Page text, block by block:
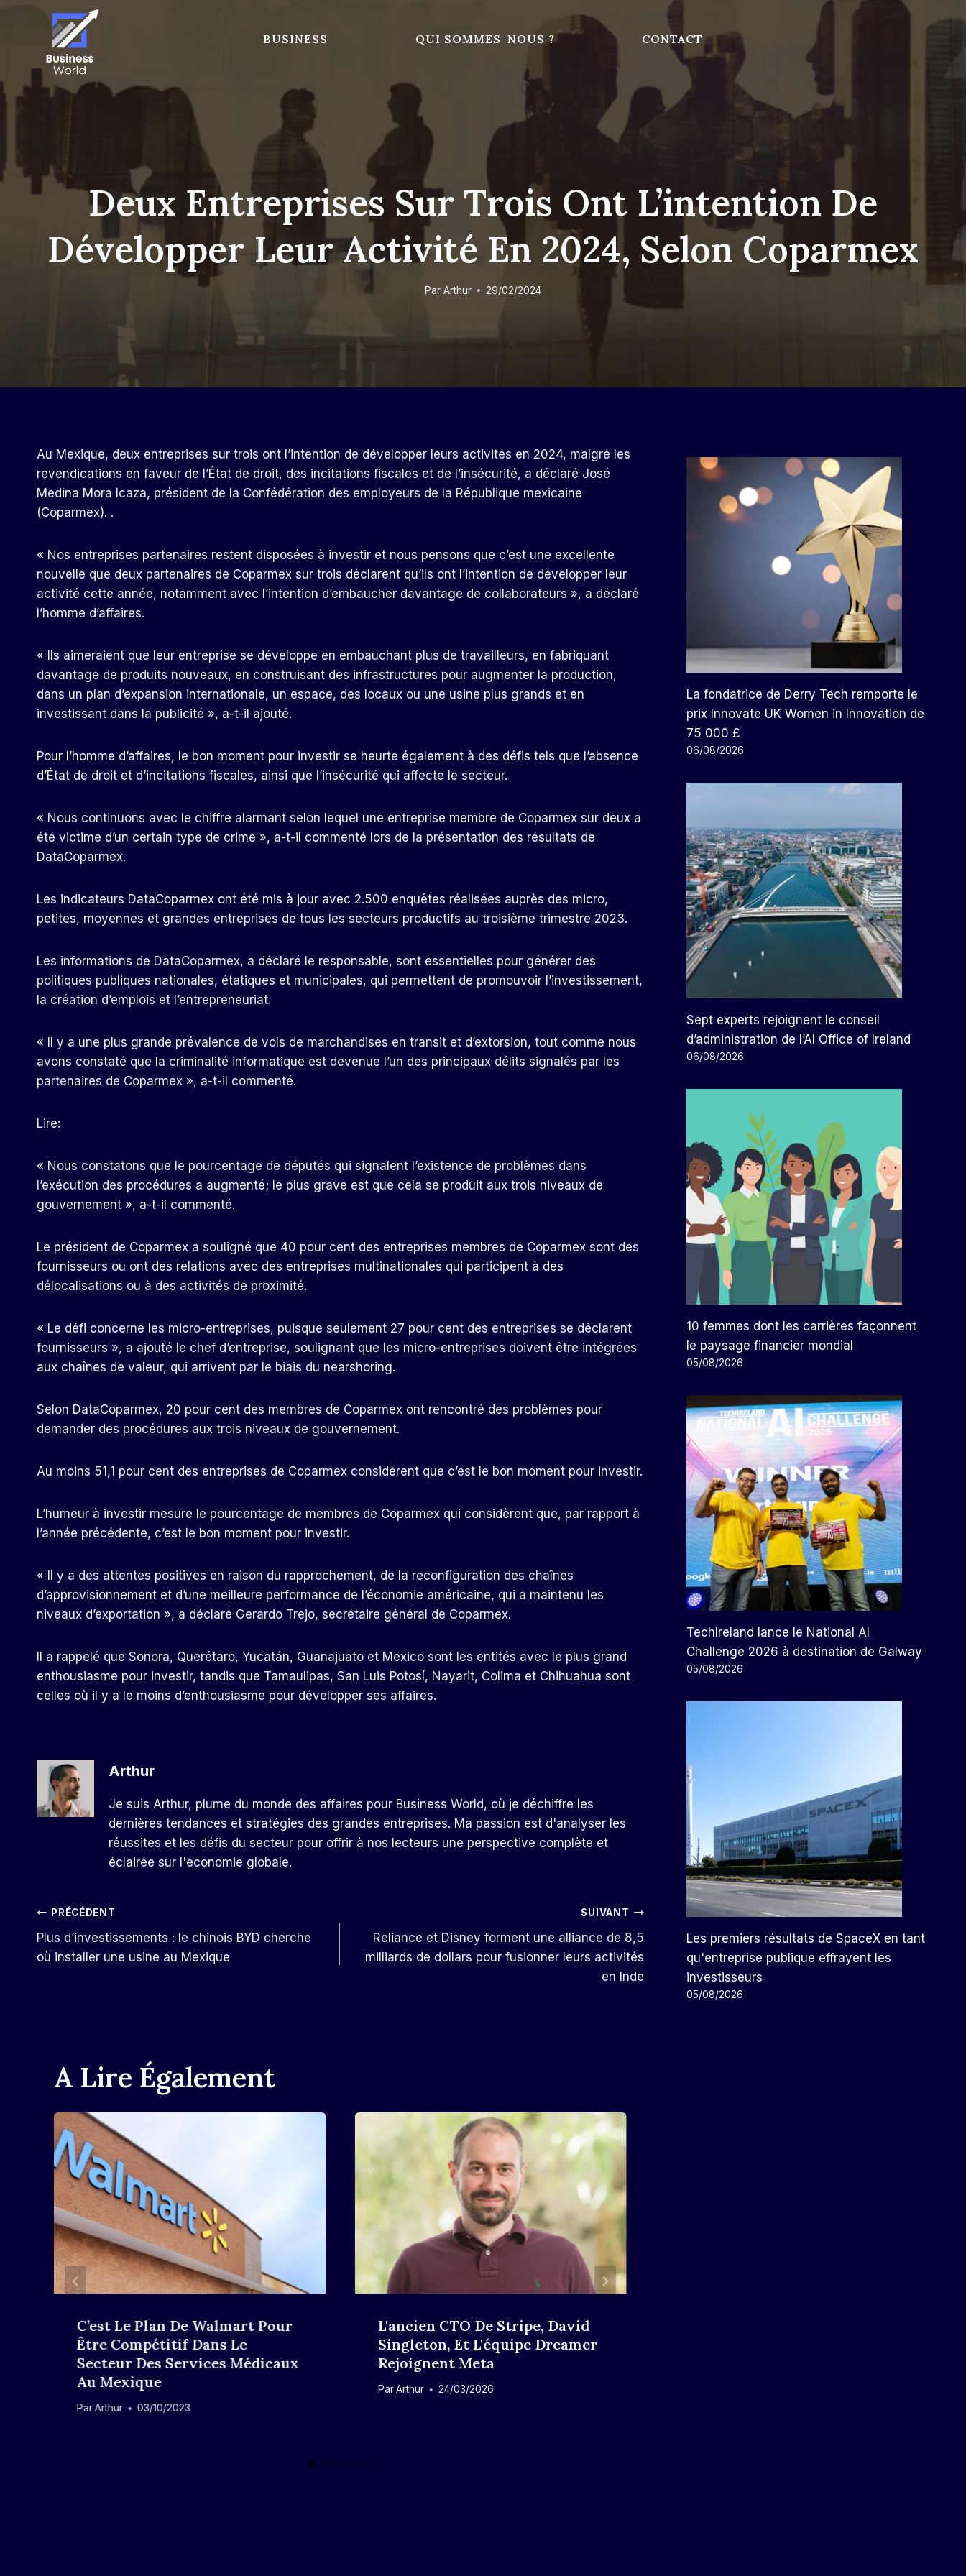
BUSINESS QUI SOMMES-NOUS ? CONTACT
Deux Entreprises Sur Trois Ont L’intention De
Développer Leur Activité En 2024, Selon Coparmex
Par Arthur 29/02/2024
Au Mexique, deux entreprises sur trois ont l’intention de développer leurs activités en 2024, malgré les
revendications en faveur de l’État de droit, des incitations fiscales et de l’insécurité, a déclaré José
Medina Mora Icaza, président de la Confédération des employeurs de la République mexicaine
(Coparmex). .
« Nos entreprises partenaires restent disposées à investir et nous pensons que c’est une excellente
nouvelle que deux partenaires de Coparmex sur trois déclarent qu’ils ont l’intention de développer leur
activité cette année, notamment avec l’intention d’embaucher davantage de collaborateurs », a déclaré
l’homme d’affaires.
« Ils aimeraient que leur entreprise se développe en embauchant plus de travailleurs, en fabriquant
davantage de produits nouveaux, en construisant des infrastructures pour augmenter la production,
dans un plan d’expansion internationale, un espace, des locaux ou une usine plus grands et en
investissant dans la publicité », a-t-il ajouté.
Pour l’homme d’affaires, le bon moment pour investir se heurte également à des défis tels que l’absence
d’État de droit et d’incitations fiscales, ainsi que l’insécurité qui affecte le secteur.
« Nous continuons avec le chiffre alarmant selon lequel une entreprise membre de Coparmex sur deux a
été victime d’un certain type de crime », a-t-il commenté lors de la présentation des résultats de
DataCoparmex.
Les indicateurs DataCoparmex ont été mis à jour avec 2.500 enquêtes réalisées auprès des micro,
petites, moyennes et grandes entreprises de tous les secteurs productifs au troisième trimestre 2023.
Les informations de DataCoparmex, a déclaré le responsable, sont essentielles pour générer des
politiques publiques nationales, étatiques et municipales, qui permettent de promouvoir l’investissement,
la création d’emplois et l’entrepreneuriat.
« Il y a une plus grande prévalence de vols de marchandises en transit et d’extorsion, tout comme nous
avons constaté que la criminalité informatique est devenue l’un des principaux délits signalés par les
partenaires de Coparmex », a-t-il commenté.
Lire:
« Nous constatons que le pourcentage de députés qui signalent l’existence de problèmes dans
l’exécution des procédures a augmenté; le plus grave est que cela se produit aux trois niveaux de
gouvernement », a-t-il commenté.
Le président de Coparmex a souligné que 40 pour cent des entreprises membres de Coparmex sont des
fournisseurs ou ont des relations avec des entreprises multinationales qui participent à des
délocalisations ou à des activités de proximité.
« Le défi concerne les micro-entreprises, puisque seulement 27 pour cent des entreprises se déclarent
fournisseurs », a ajouté le chef d’entreprise, soulignant que les micro-entreprises doivent être intégrées
aux chaînes de valeur, qui arrivent par le biais du nearshoring.
Selon DataCoparmex, 20 pour cent des membres de Coparmex ont rencontré des problèmes pour
demander des procédures aux trois niveaux de gouvernement.
Au moins 51,1 pour cent des entreprises de Coparmex considèrent que c’est le bon moment pour investir.
L’humeur à investir mesure le pourcentage de membres de Coparmex qui considèrent que, par rapport à
l’année précédente, c’est le bon moment pour investir.
« Il y a des attentes positives en raison du rapprochement, de la reconfiguration des chaînes
d’approvisionnement et d’une meilleure performance de l’économie américaine, qui a maintenu les
niveaux d’exportation », a déclaré Gerardo Trejo, secrétaire général de Coparmex.
Il a rappelé que Sonora, Querétaro, Yucatán, Guanajuato et Mexico sont les entités avec le plus grand
enthousiasme pour investir, tandis que Tamaulipas, San Luis Potosí, Nayarit, Colima et Chihuahua sont
celles où il y a le moins d’enthousiasme pour développer ses affaires.
Arthur
Je suis Arthur, plume du monde des affaires pour Business World, où je déchiffre les
dernières tendances et stratégies des grandes entreprises. Ma passion est d'analyser les
réussites et les défis du secteur pour offrir à nos lecteurs une perspective complète et
éclairée sur l'économie globale.
Navigation
De
PRÉCÉDENT
Plus d’investissements : le chinois BYD cherche
où installer une usine au Mexique
SUIVANT
Reliance et Disney forment une alliance de 8,5
milliards de dollars pour fusionner leurs activités
en Inde
A Lire Également
C’est Le Plan De Walmart Pour
Être Compétitif Dans Le
Secteur Des Services Médicaux
Au Mexique
ParArthur 03/10/2023
L'ancien CTO De Stripe, David
Singleton, Et L'équipe Dreamer
Rejoignent Meta
Par Arthur 24/03/2026
La fondatrice de Derry Tech remporte le
prix Innovate UK Women in Innovation de
75 000 £
06/08/2026
Sept experts rejoignent le conseil
d’administration de l’AI Office of Ireland
06/08/2026
10 femmes dont les carrières façonnent
le paysage financier mondial
05/08/2026
TechIreland lance le National AI
Challenge 2026 à destination de Galway
05/08/2026
Les premiers résultats de SpaceX en tant
qu'entreprise publique effrayent les
investisseurs
05/08/2026